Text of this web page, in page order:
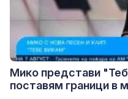
Мико представи
поставям граници в